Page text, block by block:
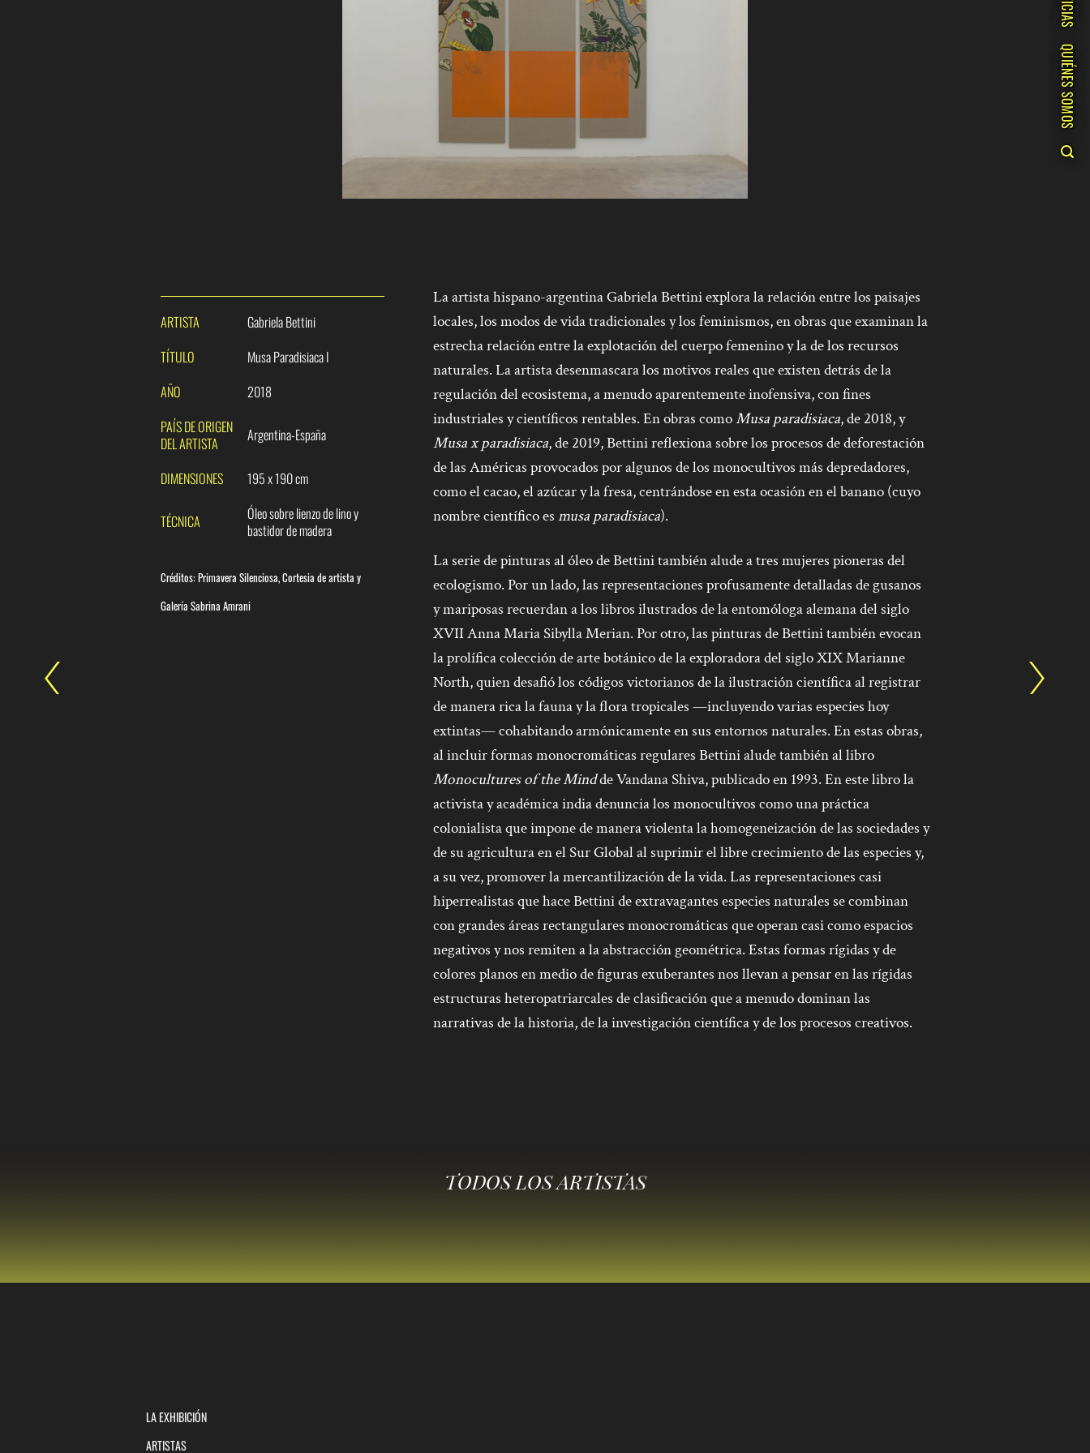
QUIÉNES SOMOS
ARTISTA
Gabriela Bettini
TÍTULO
Musa Paradisiaca I
AÑO
2018
PAÍS DE ORIGEN
DEL ARTISTA
Argentina-España
DIMENSIONES 195 x 190 cm
TÉCNICA
Óleo sobre lienzo de lino y
bastidor de madera
Créditos: Primavera Silenciosa, Cortesia de artista y
Galería Sabrina Amrani
La artista hispano-argentina Gabriela Bettini explora la relación entre los paisajes
locales, los modos de vida tradicionales y los feminismos, en obras que examinan la
estrecha relación entre la explotación del cuerpo femenino y la de los recursos
naturales. La artista desenmascara los motivos reales que existen detrás de la
regulación del ecosistema, a menudo aparentemente inofensiva, con fines
industriales y científicos rentables. En obras comoMusa paradisiaca, de 2018, y
Musa x paradisiaca, de 2019, Bettini reflexiona sobre los procesos de deforestación
de las Américas provocados por algunos de los monocultivos más depredadores,
como el cacao, el azúcar y la fresa, centrándose en esta ocasión en el banano (cuyo
nombre científico es musa paradisiaca).
La serie de pinturas al óleo de Bettini también alude a tres mujeres pioneras del
ecologismo. Por un lado, las representaciones profusamente detalladas de gusanos
y mariposas recuerdan a los libros ilustrados de la entomóloga alemana del siglo
XVII Anna Maria Sibylla Merian. Por otro, las pinturas de Bettini también evocan
la prolífica colección de arte botánico de la exploradora del siglo XIX Marianne
North, quien desafió los códigos victorianos de la ilustración científica al registrar
de manera rica la fauna y la flora tropicales —incluyendo varias especies hoy
extintas— cohabitando armónicamente en sus entornos naturales. En estas obras,
al incluir formas monocromáticas regulares Bettini alude también al libro
Monocultures of the Mindde Vandana Shiva, publicado en 1993. En este libro la
activista y académica india denuncia los monocultivos como una práctica
colonialista que impone de manera violenta la homogeneización de las sociedades y
de su agricultura en el Sur Global al suprimir el libre crecimiento de las especies y,
a su vez, promover la mercantilización de la vida. Las representaciones casi
hiperrealistas que hace Bettini de extravagantes especies naturales se combinan
con grandes áreas rectangulares monocromáticas que operan casi como espacios
negativos y nos remiten a la abstracción geométrica. Estas formas rígidas y de
colores planos en medio de figuras exuberantes nos llevan a pensar en las rígidas
estructuras heteropatriarcales de clasificación que a menudo dominan las
narrativas de la historia, de la investigación científica y de los procesos creativos.
TODOS LOS ARTISTAS
LA EXHIBICIÓN
ARTISTAS